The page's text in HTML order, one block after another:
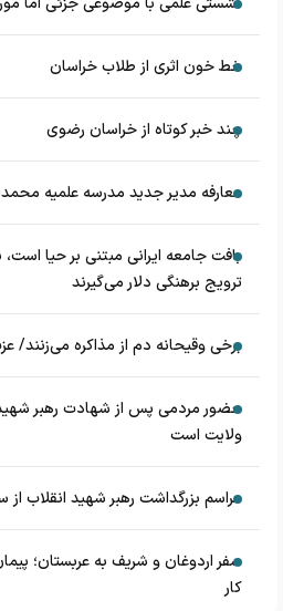
خط خون اثری از طلاب خراسان
چند خبر کوتاه از خراسان رضوی
معارفه مدیر جدید مدرسه علمیه
بافت جامعه ایرانی مبتنی بر حیا
ترویج برهنگی دلار می‌گیرند
برخی وقیحانه دم از مذاکره
حضور مردمی پس از شهادت رهبر شهید
ولایت است
مراسم بزرگداشت رهبر شهید انقلاب از
سفر اردوغان و شریف به عربستان؛
کار